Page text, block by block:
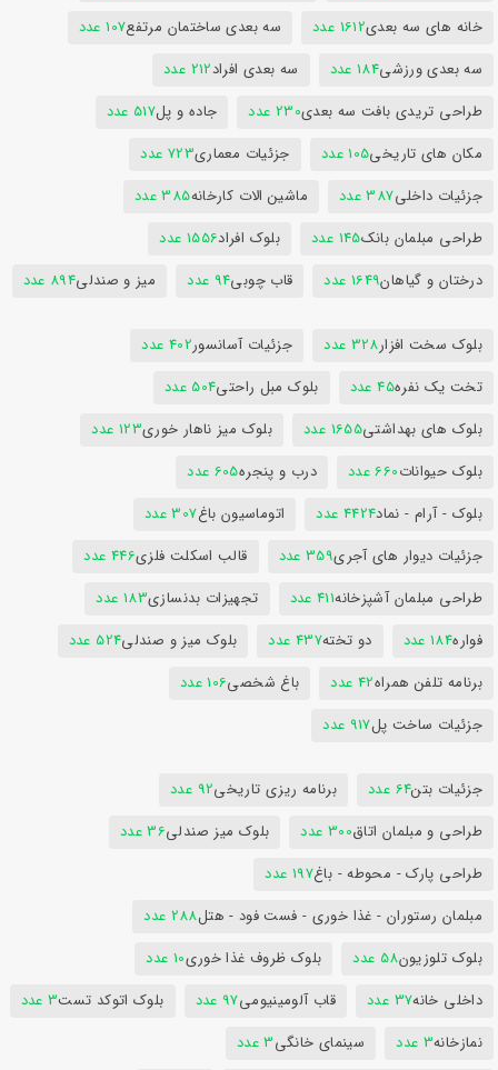
خانه های سه بعدی1612 عدد سه بعدی ساختمان مرتفع107 عدد
سه بعدی ورزشی184 عدد سه بعدی افراد212 عدد
طراحی تریدی بافت سه بعدی230 عدد جاده و پل517 عدد
مکان های تاریخی105 عدد جزئیات معماری723 عدد
جزئیات داخلی387 عدد ماشین الات کارخانه385 عدد
طراحی مبلمان بانک145 عدد بلوک افراد1556 عدد
درختان و گیاهان1649 عدد قاب چوبی94 عدد میز و صندلی894 عدد
بلوک سخت افزار328 عدد جزئیات آسانسور402 عدد
تخت یک نفره45 عدد بلوک مبل راحتی504 عدد
بلوک های بهداشتی1655 عدد بلوک میز ناهار خوری123 عدد
بلوک حیوانات660 عدد درب و پنجره605 عدد
بلوک - آرام - نماد4424 عدد اتوماسیون باغ307 عدد
جزئیات دیوار های آجری359 عدد قالب اسکلت فلزی446 عدد
طراحی مبلمان آشپزخانه411 عدد تجهیزات بدنسازی183 عدد
فواره184 عدد دو تخته437 عدد بلوک میز و صندلی524 عدد
برنامه تلفن همراه42 عدد باغ شخصی106 عدد
جزئیات ساخت پل917 عدد
جزئیات بتن64 عدد برنامه ریزی تاریخی92 عدد
طراحی و مبلمان اتاق300 عدد بلوک میز صندلی36 عدد
طراحی پارک - محوطه - باغ197 عدد
مبلمان رستوران - غذا خوری - فست فود - هتل288 عدد
بلوک تلوزیون58 عدد بلوک ظروف غذا خوری10 عدد
داخلی خانه37 عدد قاب آلومینیومی97 عدد بلوک اتوکد تست3 عدد
نمازخانه3 عدد سینمای خانگی3 عدد